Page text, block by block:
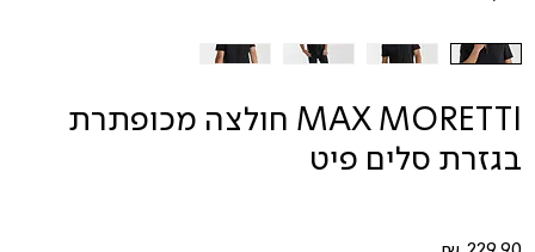
MAX MORETTI חולצה מכופתרת
בגזרת סלים פיט